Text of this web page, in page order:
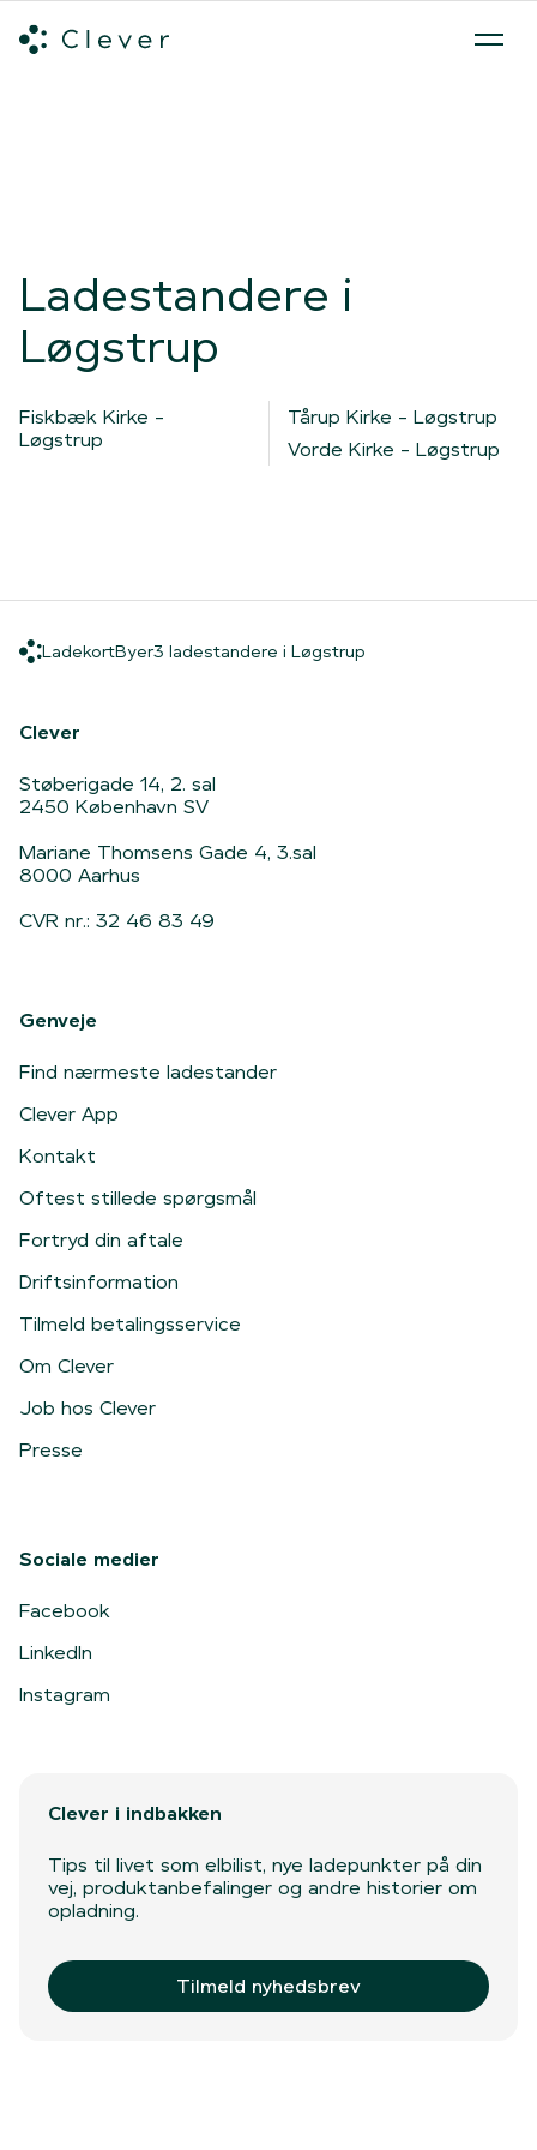
Ladestandere i
Løgstrup
Fiskbæk Kirke -
Løgstrup
Tårup Kirke - Løgstrup
Vorde Kirke - Løgstrup
LadekortLadekort
ByerByer
3 ladestandere i Løgstrup
Clever
Støberigade 14, 2. sal
2450 København SV
Mariane Thomsens Gade 4, 3.sal
8000 Aarhus
CVR nr.: 32 46 83 49
Genveje
Find nærmeste ladestander
Clever App
Kontakt
Oftest stillede spørgsmål
Fortryd din aftale
Driftsinformation
Tilmeld betalingsservice
Om Clever
Job hos Clever
Presse
Sociale medier
Facebook
LinkedIn
Instagram
Clever i indbakken
Tips til livet som elbilist, nye ladepunkter på din
vej, produktanbefalinger og andre historier om
opladning.
Tilmeld nyhedsbrev